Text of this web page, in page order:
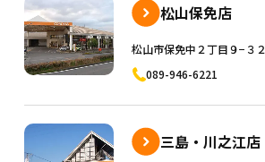
松山保免店
松山市保免中２丁目９−３２
089-946-6221
三島・川之江店